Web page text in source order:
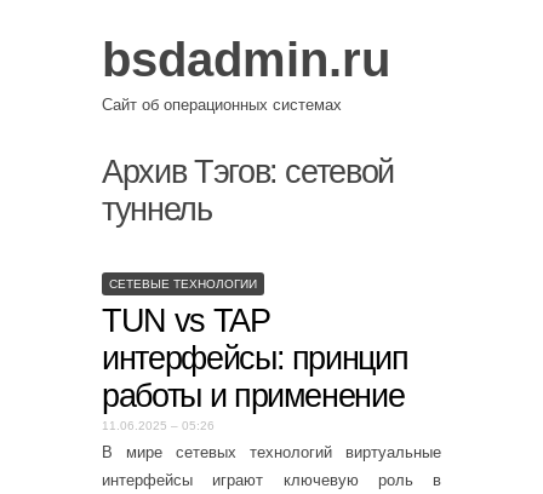
bsdadmin.ru
Сайт об операционных системах
Архив Тэгов: сетевой
туннель
СЕТЕВЫЕ ТЕХНОЛОГИИ
TUN vs TAP
интерфейсы: принцип
работы и применение
11.06.2025 – 05:26
В мире сетевых технологий виртуальные
интерфейсы играют ключевую роль в